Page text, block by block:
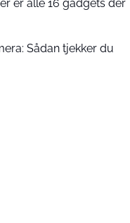
er alle 16 gadgets der
Sådan tjekker du